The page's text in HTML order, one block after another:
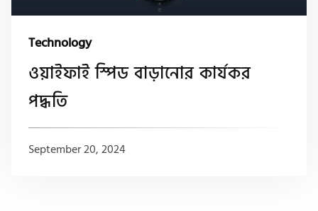
Technology
ওয়াইফাই স্পিড বাড়ানোর কার্যকর
পদ্ধতি
September 20, 2024